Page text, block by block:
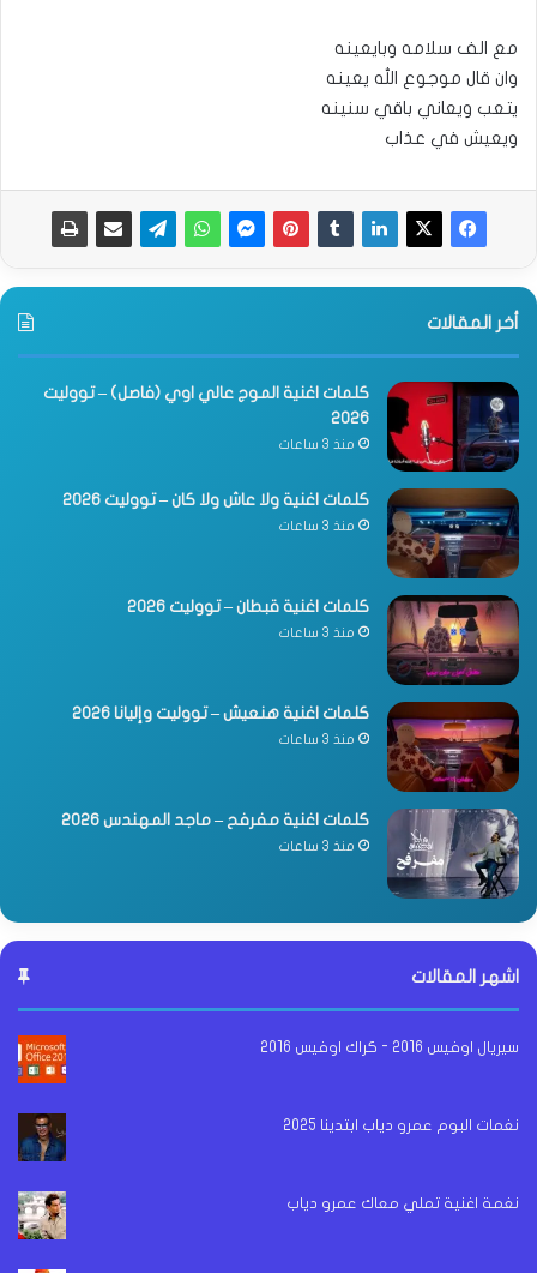
مع الف سلامه وبايعينه
وان قال موجوع الله يعينه
يتعب ويعاني باقي سنينه
ويعيش في عذاب
أخر المقالات
كلمات اغنية الموج عالي اوي (فاصل) – تووليت
2026
منذ 3 ساعات
كلمات اغنية ولا عاش ولا كان – تووليت 2026
منذ 3 ساعات
كلمات اغنية قبطان – تووليت 2026
منذ 3 ساعات
كلمات اغنية هنعيش – تووليت وإليانا 2026
منذ 3 ساعات
كلمات اغنية مفرفح – ماجد المهندس 2026
منذ 3 ساعات
اشهر المقالات
سيريال اوفيس 2016 - كراك اوفيس 2016
نغمات البوم عمرو دياب ابتدينا 2025
نغمة اغنية تملي معاك عمرو دياب